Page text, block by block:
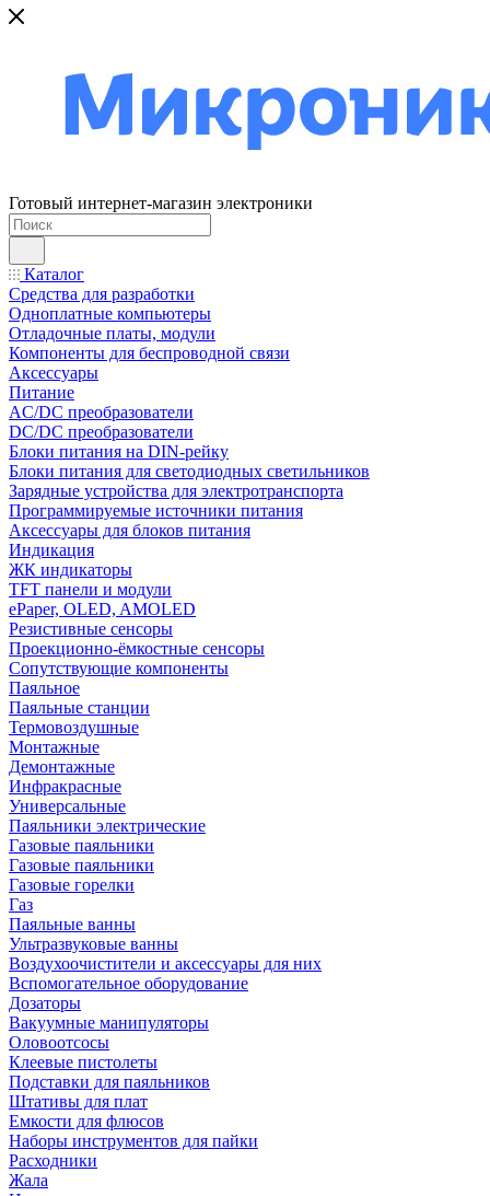
Готовый интернет-магазин электроники
Каталог
Средства для разработки
Одноплатные компьютеры
Отладочные платы, модули
Компоненты для беспроводной связи
Аксессуары
Питание
AC/DC преобразователи
DC/DC преобразователи
Блоки питания на DIN-рейку
Блоки питания для светодиодных светильников
Зарядные устройства для электротранспорта
Программируемые источники питания
Аксессуары для блоков питания
Индикация
ЖК индикаторы
TFT панели и модули
ePaper, OLED, AMOLED
Резистивные сенсоры
Проекционно-ёмкостные сенсоры
Сопутствующие компоненты
Паяльное
Паяльные станции
Термовоздушные
Монтажные
Демонтажные
Инфракрасные
Универсальные
Паяльники электрические
Газовые паяльники
Газовые паяльники
Газовые горелки
Газ
Паяльные ванны
Ультразвуковые ванны
Воздухоочистители и аксессуары для них
Вспомогательное оборудование
Дозаторы
Вакуумные манипуляторы
Оловоотсосы
Клеевые пистолеты
Подставки для паяльников
Штативы для плат
Емкости для флюсов
Наборы инструментов для пайки
Расходники
Жала